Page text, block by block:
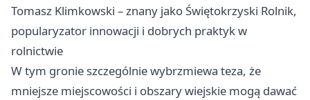
Tomasz Klimkowski – znany jako Świętokrzyski Rolnik,
popularyzator innowacji i dobrych praktyk w
rolnictwie
W tym gronie szczególnie wybrzmiewa teza, że
mniejsze miejscowości i obszary wiejskie mogą dawać